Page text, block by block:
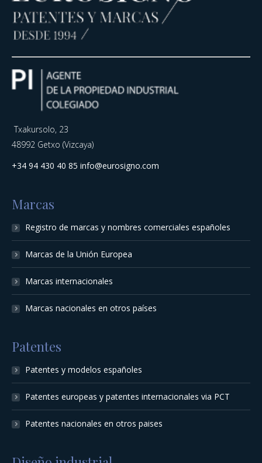
Txakursolo, 23
48992 Getxo (Vizcaya)
+34 94 430 40 85 info@eurosigno.com
Marcas
Registro de marcas y nombres comerciales españoles
Marcas de la Unión Europea
Marcas internacionales
Marcas nacionales en otros países
Patentes
Patentes y modelos españoles
Patentes europeas y patentes internacionales via PCT
Patentes nacionales en otros paises